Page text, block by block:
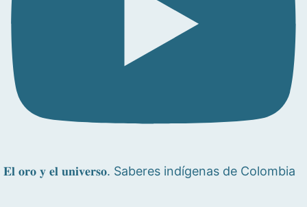
𝐄𝐥 𝐨𝐫𝐨 𝐲 𝐞𝐥 𝐮𝐧𝐢𝐯𝐞𝐫𝐬𝐨. Saberes indígenas de Colombia